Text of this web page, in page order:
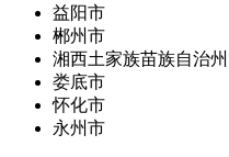
益阳市
郴州市
湘西土家族苗族自治州
娄底市
怀化市
永州市